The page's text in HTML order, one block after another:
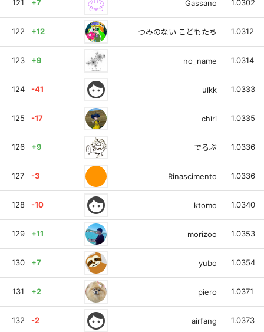
121 +7 Gassano 1.0302
122 +12 つみのない こどもたち 1.0312
123 +9 no_name 1.0314
124 -41 face uikk 1.0333
125 -17 chiri 1.0335
126 +9 でるぶ 1.0336
127 -3 Rinascimento 1.0336
128 -10 face ktomo 1.0340
129 +11 morizoo 1.0353
130 +7 yubo 1.0354
131 +2 piero 1.0371
132 -2 face airfang 1.0373